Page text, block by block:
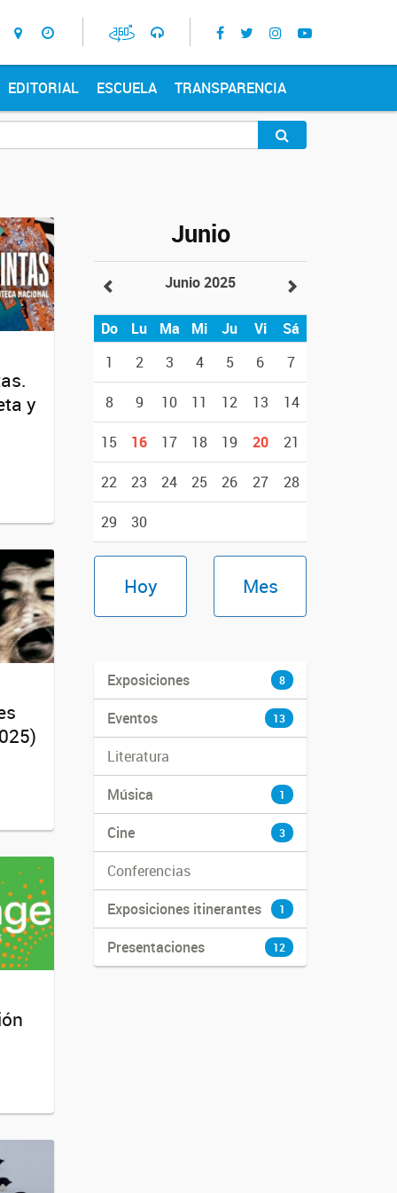
EDITORIAL ESCUELA TRANSPARENCIA
y
Junio
Junio 2025
Do Lu Ma Mi Ju Vi
Sá
1
2 3 4 5 6 7
8 9 10 11 12 13 14
15 16 17 18 19 20 21
22 23 24 25 26 27 28
29 30
Hoy Mes
Exposiciones 8
Eventos 13
Literatura
Música
1
Cine 3
Conferencias
Exposiciones itinerantes
1
Presentaciones 12